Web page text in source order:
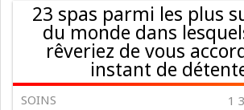
23 spas parmi les plus
du monde dans
rêveriez de vous
instant de
SOINS 1